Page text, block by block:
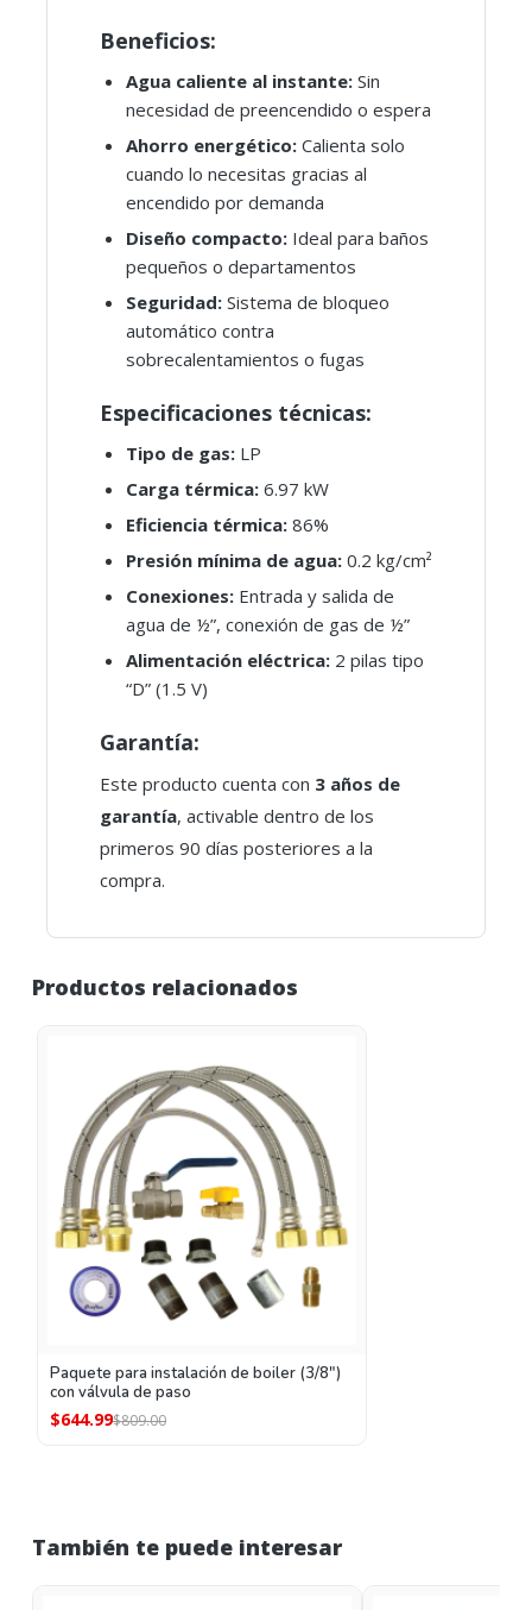
Beneficios:
Agua caliente al instante: Sin
necesidad de preencendido o espera
Ahorro energético: Calienta solo
cuando lo necesitas gracias al
encendido por demanda
Diseño compacto: Ideal para baños
pequeños o departamentos
Seguridad: Sistema de bloqueo
automático contra
sobrecalentamientos o fugas
Especificaciones técnicas:
Tipo de gas: LP
Carga térmica: 6.97 kW
Eficiencia térmica: 86%
Presión mínima de agua: 0.2 kg/cm²
Conexiones: Entrada y salida de
agua de ½”, conexión de gas de ½”
Alimentación eléctrica: 2 pilas tipo
“D” (1.5 V)
Garantía:
Este producto cuenta con 3 años de
garantía, activable dentro de los
primeros 90 días posteriores a la
compra.
Productos relacionados
Paquete para instalación de boiler (3/8")
con válvula de paso
$644.99$809.00
También te puede interesar